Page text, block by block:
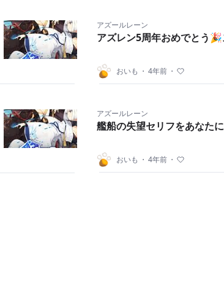
アズールレーン
アズレン5周年おめでとう
おいも ・ 4年前 ・
アズールレーン
艦船の失望セリフをあなたに
おいも ・ 4年前 ・